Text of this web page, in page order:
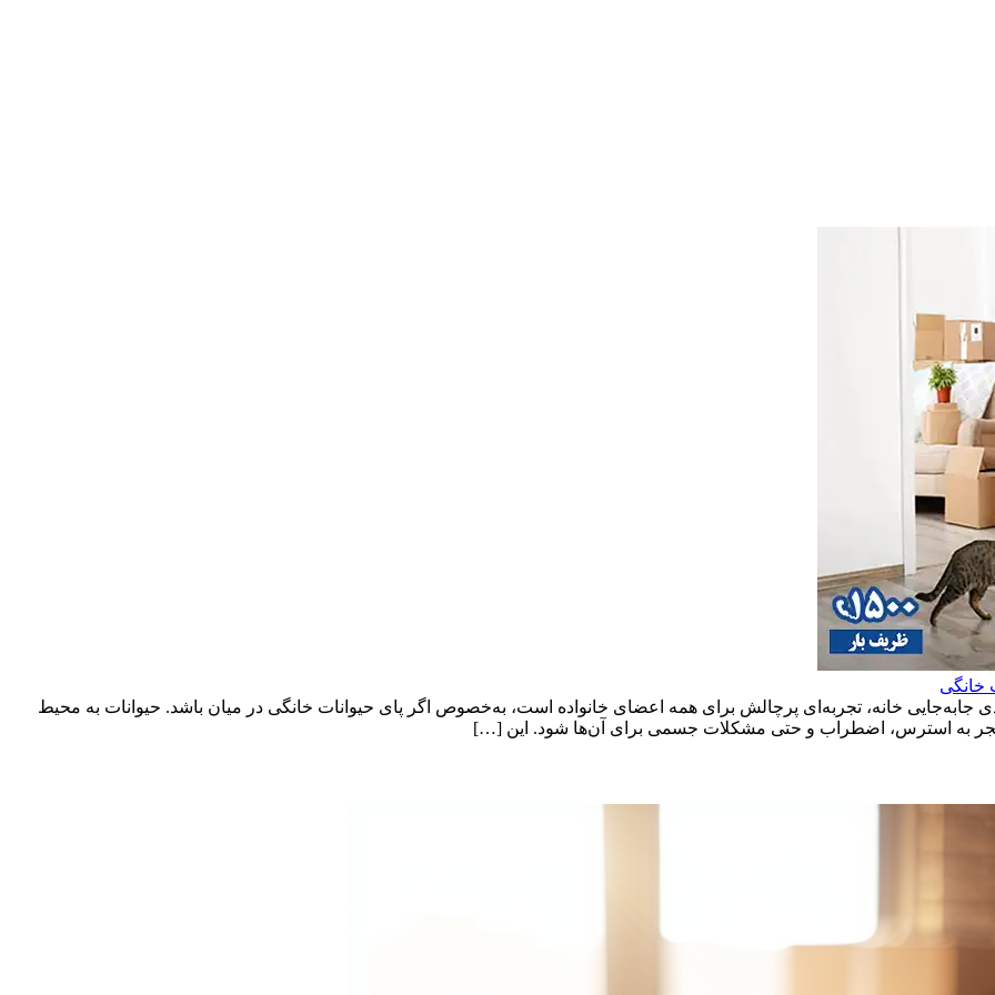
خانگی
جابه‌جایی خانه، تجربه‌ای پرچالش برای همه اعضای خانواده است، به‌خصوص اگر پای حیوانات خانگی در میان باشد. حیوانات به محیط
منجر به استرس، اضطراب و حتی مشکلات جسمی برای آن‌ها شود. این […]